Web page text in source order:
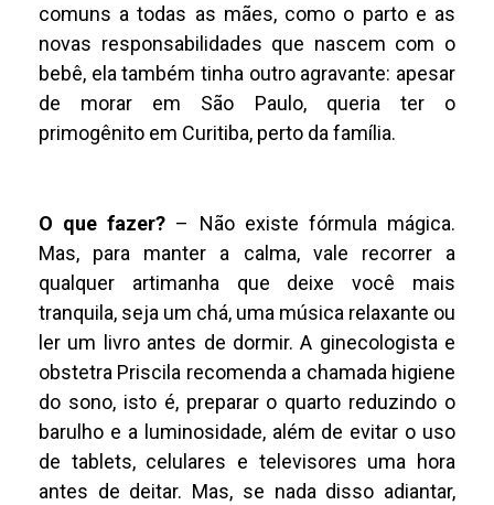
comuns a todas as mães, como o parto e as
novas responsabilidades que nascem com o
bebê, ela também tinha outro agravante: apesar
de morar em São Paulo, queria ter o
primogênito em Curitiba, perto da família.
O que fazer? – Não existe fórmula mágica.
Mas, para manter a calma, vale recorrer a
qualquer artimanha que deixe você mais
tranquila, seja um chá, uma música relaxante ou
ler um livro antes de dormir. A ginecologista e
obstetra Priscila recomenda a chamada higiene
do sono, isto é, preparar o quarto reduzindo o
barulho e a luminosidade, além de evitar o uso
de tablets, celulares e televisores uma hora
antes de deitar. Mas, se nada disso adiantar,